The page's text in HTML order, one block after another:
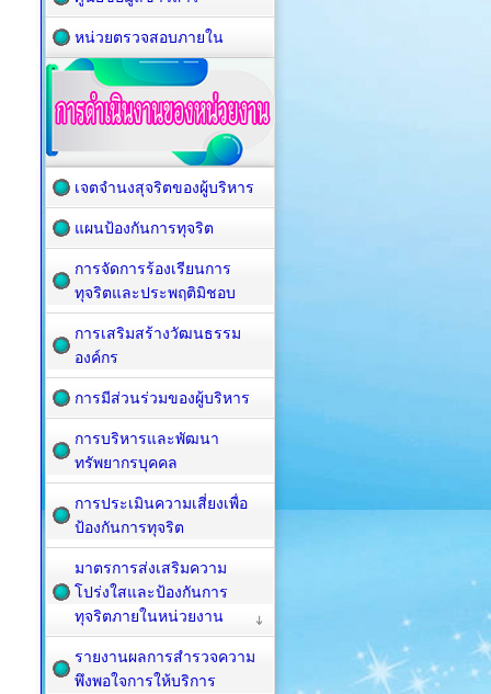
หน่วยตรวจสอบภายใน
เจตจำนงสุจริตของผู้บริหาร
แผนป้องกันการทุจริต
การจัดการร้องเรียนการ
ทุจริตและประพฤติมิชอบ
การเสริมสร้างวัฒนธรรม
องค์กร
การมีส่วนร่วมของผู้บริหาร
การบริหารและพัฒนา
ทรัพยากรบุคคล
การประเมินความเสี่ยงเพื่อ
ป้องกันการทุจริต
มาตรการส่งเสริมความ
โปร่งใสและป้องกันการ
ทุจริตภายในหน่วยงาน
รายงานผลการสำรวจความ
พึงพอใจการให้บริการ